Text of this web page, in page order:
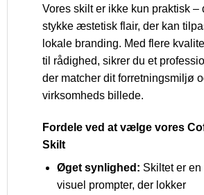
Vores skilt er ikke kun praktisk –
stykke æstetisk flair, der kan
lokale branding. Med flere
til rådighed, sikrer du et
der matcher dit forretningsmiljø
virksomheds billede.
Fordele ved at vælge vores
Skilt
Øget synlighed: Skiltet er
visuel prompter, der lokker